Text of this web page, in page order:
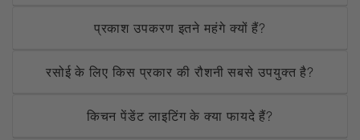
प्रकाश उपकरण इतने महंगे क्यों हैं?
रसोई के लिए किस प्रकार की रौशनी सबसे उपयुक्त है?
किचन पेंडेंट लाइटिंग के क्या फायदे हैं?